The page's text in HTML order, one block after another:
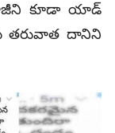
కూడా యాడ్‌
తరువాత దానిని